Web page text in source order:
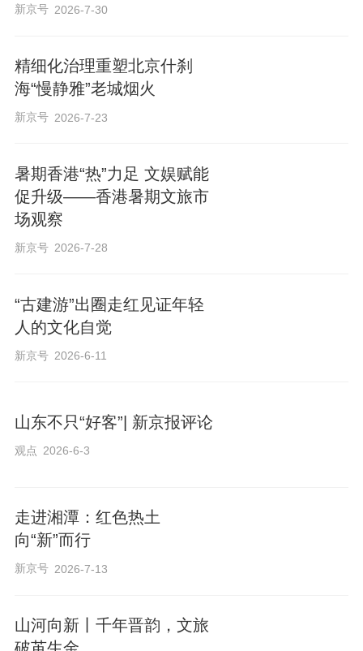
新京号 2026-7-30
精细化治理重塑北京什刹
海“慢静雅”老城烟火
新京号 2026-7-23
暑期香港“热”力足 文娱赋能
促升级——香港暑期文旅市
场观察
新京号 2026-7-28
“古建游”出圈走红见证年轻
人的文化自觉
新京号 2026-6-11
山东不只“好客”| 新京报评论
观点 2026-6-3
走进湘潭：红色热土
向“新”而行
新京号 2026-7-13
山河向新丨千年晋韵，文旅